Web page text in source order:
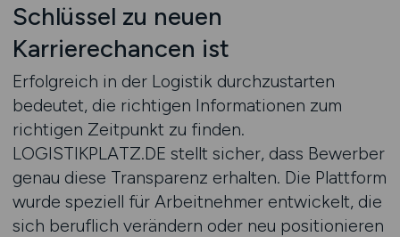
Schlüssel zu neuen
Karrierechancen ist
Erfolgreich in der Logistik durchzustarten
bedeutet, die richtigen Informationen zum
richtigen Zeitpunkt zu finden.
LOGISTIKPLATZ.DE stellt sicher, dass Bewerber
genau diese Transparenz erhalten. Die Plattform
wurde speziell für Arbeitnehmer entwickelt, die
sich beruflich verändern oder neu positionieren